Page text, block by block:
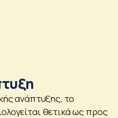
ανάπτυξης, το
θετικά ως προς